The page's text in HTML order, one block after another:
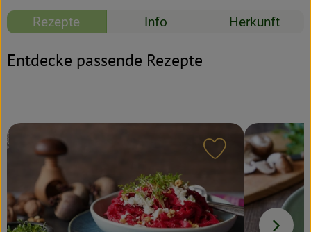
Rezeptarchiv
Rezepte Info Herkunft
Entdecke passende Rezepte
Rezept zu